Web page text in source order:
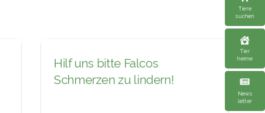
Tiere
suchen
Tier
heime
News
letter
Hilf uns bitte Falcos
Schmerzen zu lindern!